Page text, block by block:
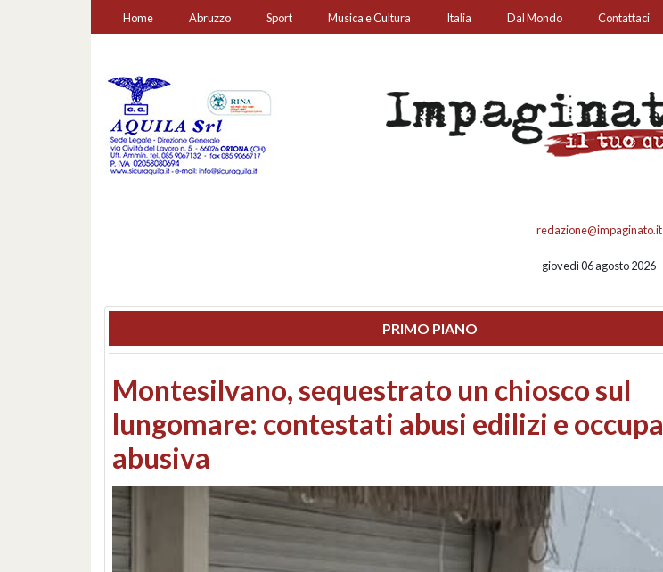
Home Abruzzo Sport Musica e Cultura Italia Dal Mondo Contattaci
redazione@impaginato.it
giovedì 06 agosto 2026
PRIMO PIANO
Consiglio regionale: confronto su call center,
Consorzi di bonifica e danni da maltempo